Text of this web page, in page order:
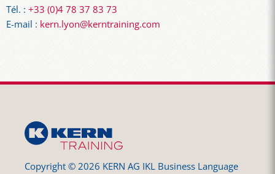
Tél. : +33 (0)4 78 37 83 73
E-mail : kern.lyon@kerntraining.com
Copyright © 2026 KERN AG IKL Business Language